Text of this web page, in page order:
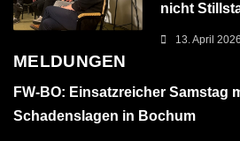
nicht
13. April 2026
MELDUNGEN
FW-BO: Einsatzreicher Samstag
Schadenslagen in Bochum